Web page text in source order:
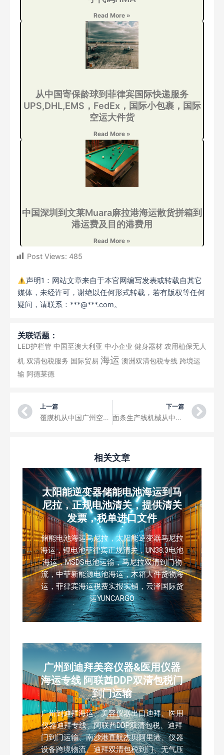
Read More »
从中国寄保龄球到菲律宾国际快递服务
UPS,DHL,EMS，FedEx，国际小包裹，国际
空运大件货
Read More »
中国深圳到文莱Muara麻拉港海运散货拼箱到
港运费及目的港费用
Read More »
Post Views: 485
声明1：网站文章来自于本官网编写发表或转载自其它
媒体，未经许可，谢绝以任何形式转载，若有版权等任何
疑问，请联系：***@***.com。
关联话题：
LED护栏管 中国至澳大利亚 中小企业 健身器材 农用植保无人
机 双清包税服务 国际贸易 海运 澳洲双清包税专线 跨境运
输 阿德莱德
Prev
上一篇
覆膜机从中国广州空运到格林斯伯罗国际机场三字代码GSO
下一篇
面条生产线机械从中国广州空运到雷诺塔霍国际机场三字代码RNO
相关文章
太阳能逆变器储能电池海运到马
尼拉，正规电池清关，提供清关
发票，税单进口文件
储能电池海运马尼拉，太阳能逆变器马尼拉
海运，锂电池菲律宾正规清关，UN38.3电池
海运，MSDS电池运输，马尼拉双清到门物
流，中菲新能源电池海运，木箱大件货物海
运，菲律宾海运税费实报实销，云泽国际货
运YUNCARGO
广州到迪拜美容仪器&医用仪器
海运专线 阿联酋DDP双清包税门
到门运输
广州到迪拜海运、美容仪器出口迪拜、医用
仪器迪拜专线、阿联酋DDP双清包税、迪拜
门到门运输、南沙港直航杰贝阿里港、仪器
设备跨境物流、迪拜双清包税到门、无气压